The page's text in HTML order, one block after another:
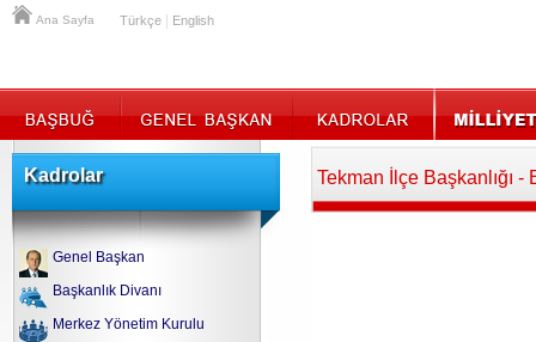
Ana Sayfa Türkçe English
Kadrolar
Genel Başkan
Başkanlık Divanı
Merkez Yönetim Kurulu
Tekman İlçe Başkanlığı -